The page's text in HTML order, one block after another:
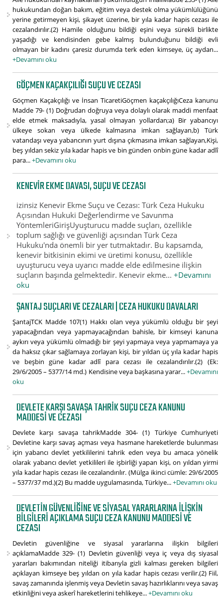
hukukundan doğan bakım, eğitim veya destek olma yükümlülüğünü
yerine getirmeyen kişi, şikayet üzerine, bir yıla kadar hapis cezası ile
cezalandırılır.(2) Hamile olduğunu bildiği eşini veya sürekli birlikte
yaşadığı ve kendisinden gebe kalmış bulunduğunu bildiği evli
olmayan bir kadını çaresiz durumda terk eden kimseye, üç aydan...
+Devamını oku
GÖÇMEN KAÇAKÇILIĞI SUÇU VE CEZASI
Göçmen Kaçakçılığı ve İnsan TicaretiGöçmen kaçakçılığıCeza kanunu
Madde 79- (1) Doğrudan doğruya veya dolaylı olarak maddi menfaat
elde etmek maksadıyla, yasal olmayan yollardan;a) Bir yabancıyı
ülkeye sokan veya ülkede kalmasına imkan sağlayan,b) Türk
vatandaşı veya yabancının yurt dışına çıkmasına imkan sağlayan,Kişi,
beş yıldan sekiz yıla kadar hapis ve bin günden onbin güne kadar adlî
para...+Devamını oku
KENEVIR EKME DAVASI, SUÇU VE CEZASI
izinsiz Kenevir Ekme Suçu ve Cezası: Türk Ceza Hukuku
Açısından Hukuki Değerlendirme ve Savunma
YöntemleriGirişUyuşturucu madde suçları, özellikle
toplum sağlığı ve güvenliği açısından Türk Ceza
Hukuku'nda önemli bir yer tutmaktadır. Bu kapsamda,
kenevir bitkisinin ekimi ve üretimi konusu, özellikle
uyuşturucu veya uyarıcı madde elde edilmesine ilişkin
suçların başında gelmektedir. Kenevir ekme...+Devamını
oku
ŞANTAJ SUÇLARI VE CEZALARI | CEZA HUKUKU DAVALARI
ŞantajTCK Madde 107(1) Hakkı olan veya yükümlü olduğu bir şeyi
yapacağından veya yapmayacağından bahisle, bir kimseyi kanuna
aykırı veya yükümlü olmadığı bir şeyi yapmaya veya yapmamaya ya
da haksız çıkar sağlamaya zorlayan kişi, bir yıldan üç yıla kadar hapis
ve beşbin güne kadar adlî para cezası ile cezalandırılır.(2) (Ek:
29/6/2005 – 5377/14 md.) Kendisine veya başkasına yarar...+Devamını
oku
DEVLETE KARŞI SAVAŞA TAHRIK SUÇU CEZA KANUNU
MADDESI VE CEZASI
Devlete karşı savaşa tahrikMadde 304- (1) Türkiye Cumhuriyeti
Devletine karşı savaş açması veya hasmane hareketlerde bulunması
için yabancı devlet yetkililerini tahrik eden veya bu amaca yönelik
olarak yabancı devlet yetkilileri ile işbirliği yapan kişi, on yıldan yirmi
yıla kadar hapis cezası ile cezalandırılır. (Mülga ikinci cümle: 29/6/2005
– 5377/37 md.)(2) Bu madde uygulamasında, Türkiye...+Devamını oku
DEVLETIN GÜVENLIĞINE VE SIYASAL YARARLARINA ILIŞKIN
BILGILERI AÇIKLAMA SUÇU CEZA KANUNU MADDESI VE
CEZASI
Devletin güvenliğine ve siyasal yararlarına ilişkin bilgileri
açıklamaMadde 329- (1) Devletin güvenliği veya iç veya dış siyasal
yararları bakımından niteliği itibarıyla gizli kalması gereken bilgileri
açıklayan kimseye beş yıldan on yıla kadar hapis cezası verilir.(2) Fiil,
savaş zamanında işlenmiş veya Devletin savaş hazırlıklarını veya savaş
etkinliğini veya askerî hareketlerini tehlikeye...+Devamını oku